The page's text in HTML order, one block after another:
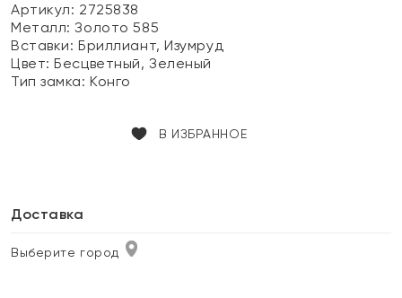
Артикул: 2725838
Металл:Золото 585
Вставки:Бриллиант, Изумруд
Цвет:Бесцветный, Зеленый
Тип замка:Конго
В ИЗБРАННОЕ
Доставка
Выберите город